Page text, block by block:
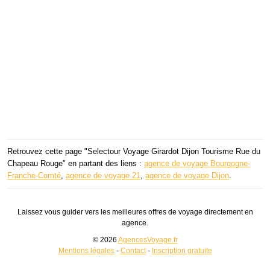
Retrouvez cette page "Selectour Voyage Girardot Dijon Tourisme Rue du
Chapeau Rouge" en partant des liens : agence de voyage Bourgogne-
Franche-Comté agence de voyage 21 agence de voyage Dijon
Laissez vous guider vers les meilleures offres de voyage directement en
agence.
© 2026 AgencesVoyage.fr
Mentions légales- Contact- Inscription gratuite